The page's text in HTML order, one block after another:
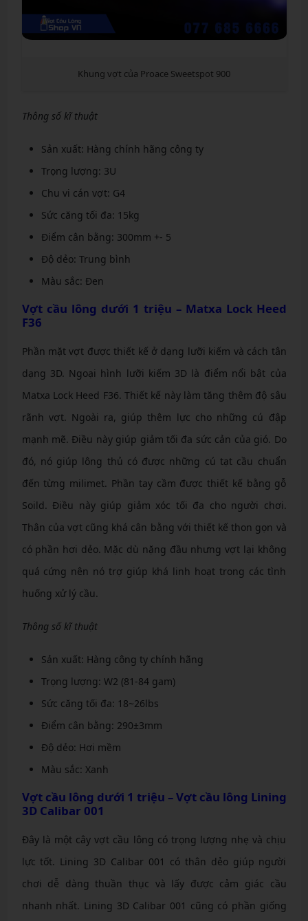
Khung vợt của Proace Sweetspot 900
Thông số kĩ thuật
Sản xuất: Hàng chính hãng công ty
Trọng lượng: 3U
Chu vi cán vợt: G4
Sức căng tối đa: 15kg
Điểm cân bằng: 300mm +- 5
Độ dẻo: Trung bình
Màu sắc: Đen
Vợt cầu lông dưới 1 triệu – Matxa Lock Heed
F36
Phần mặt vợt được thiết kế ở dạng lưỡi kiếm và cách tân
dạng 3D. Ngoại hình lưỡi kiếm 3D là điểm nổi bật của
Matxa Lock Heed F36. Thiết kế này làm tăng thêm độ sâu
rãnh vợt. Ngoài ra, giúp thêm lực cho những cú đập
mạnh mẽ. Điều này giúp giảm tối đa sức cản của gió. Do
đó, nó giúp lông thủ có được những cú tạt cầu chuẩn
đến từng milimet. Phần tay cầm được thiết kế bằng gỗ
Soild. Điều này giúp giảm xóc tối đa cho người chơi.
Thân của vợt cũng khá cân bằng với thiết kế thon gọn và
có phần hơi dẻo. Mặc dù nặng đầu nhưng vợt lại không
quá cứng nên nó trợ giúp khá linh hoạt trong các tình
huống xử lý cầu.
Thông số kĩ thuật
Sản xuất: Hàng công ty chính hãng
Trọng lượng: W2 (81-84 gam)
Sức căng tối đa: 18~26lbs
Điểm cân bằng: 290±3mm
Độ dẻo: Hơi mềm
Màu sắc: Xanh
Vợt cầu lông dưới 1 triệu – Vợt cầu lông Lining
3D Calibar 001
Đây là một cây vợt cầu lông có trọng lượng nhẹ và chịu
lực tốt. Lining 3D Calibar 001 có thân dẻo giúp người
chơi dễ dàng thuần thục và lấy được cảm giác cầu
nhanh nhất. Lining 3D Calibar 001 cũng có phần giống